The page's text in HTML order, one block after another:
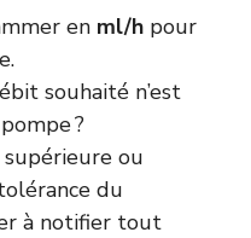
en ml/h pour
souhaité n’est
?
ou
du
à notifier tout